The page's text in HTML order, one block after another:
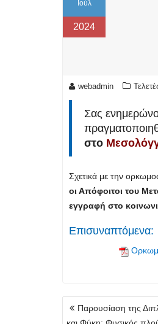
Ιούλ
2024
webadmin
Σας
στο
Σχετικά με την
οι Απόφοιτοι του
εγγραφή στο
Επισυναπτόμενα:
Πλοήγηση
άρθρων
Παρουσίαση της